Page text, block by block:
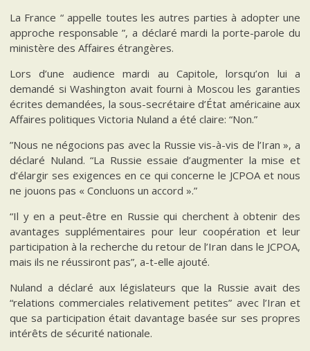
La France “ appelle toutes les autres parties à adopter une
approche responsable ”, a déclaré mardi la porte-parole du
ministère des Affaires étrangères.
Lors d’une audience mardi au Capitole, lorsqu’on lui a
demandé si Washington avait fourni à Moscou les garanties
écrites demandées, la sous-secrétaire d’État américaine aux
Affaires politiques Victoria Nuland a été claire: “Non.”
”Nous ne négocions pas avec la Russie vis-à-vis de l’Iran », a
déclaré Nuland. “La Russie essaie d’augmenter la mise et
d’élargir ses exigences en ce qui concerne le JCPOA et nous
ne jouons pas « Concluons un accord ».”
“Il y en a peut-être en Russie qui cherchent à obtenir des
avantages supplémentaires pour leur coopération et leur
participation à la recherche du retour de l’Iran dans le JCPOA,
mais ils ne réussiront pas”, a-t-elle ajouté.
Nuland a déclaré aux législateurs que la Russie avait des
“relations commerciales relativement petites” avec l’Iran et
que sa participation était davantage basée sur ses propres
intérêts de sécurité nationale.